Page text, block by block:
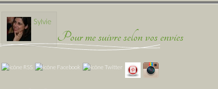
Sylvie
Pour me suivre selon vos envies